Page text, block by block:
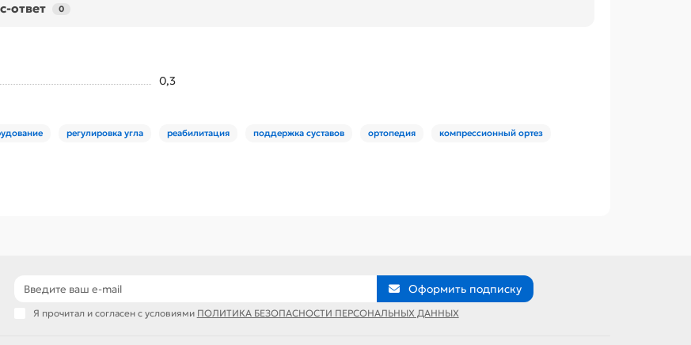
ответ 0
0,3
регулировка угла реабилитация поддержка суставов ортопедия компрессионный ортез
Оформить подписку
Я прочитал и согласен с условиями ПОЛИТИКА БЕЗОПАСНОСТИ ПЕРСОНАЛЬНЫХ ДАННЫХ